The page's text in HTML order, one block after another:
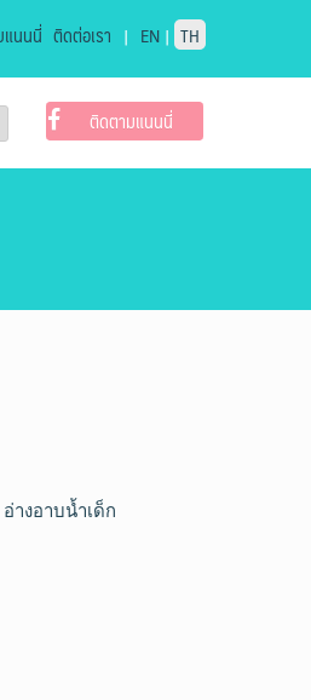
แนนนี่ ติดต่อเรา | EN | TH
ติดตามแนนนี่
อ่างอาบน้ำเด็ก